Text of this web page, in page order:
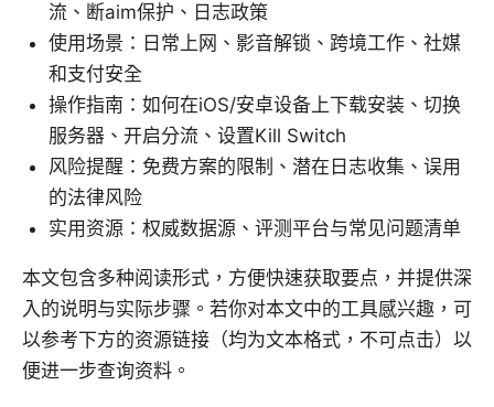
流、断aim保护、日志政策
使用场景：日常上网、影音解锁、跨境工作、社媒
和支付安全
操作指南：如何在iOS/安卓设备上下载安装、切换
服务器、开启分流、设置Kill Switch
风险提醒：免费方案的限制、潜在日志收集、误用
的法律风险
实用资源：权威数据源、评测平台与常见问题清单
本文包含多种阅读形式，方便快速获取要点，并提供深
入的说明与实际步骤。若你对本文中的工具感兴趣，可
以参考下方的资源链接（均为文本格式，不可点击）以
便进一步查询资料。